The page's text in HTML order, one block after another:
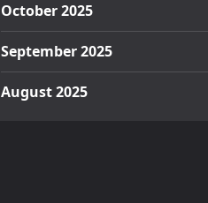
October 2025
September 2025
August 2025